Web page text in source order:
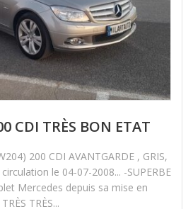
CDI TRÈS BON ETAT
200 CDI AVANTGARDE , GRIS,
le 04-07-2008... -SUPERBE
Mercedes depuis sa mise en
TRÈS...